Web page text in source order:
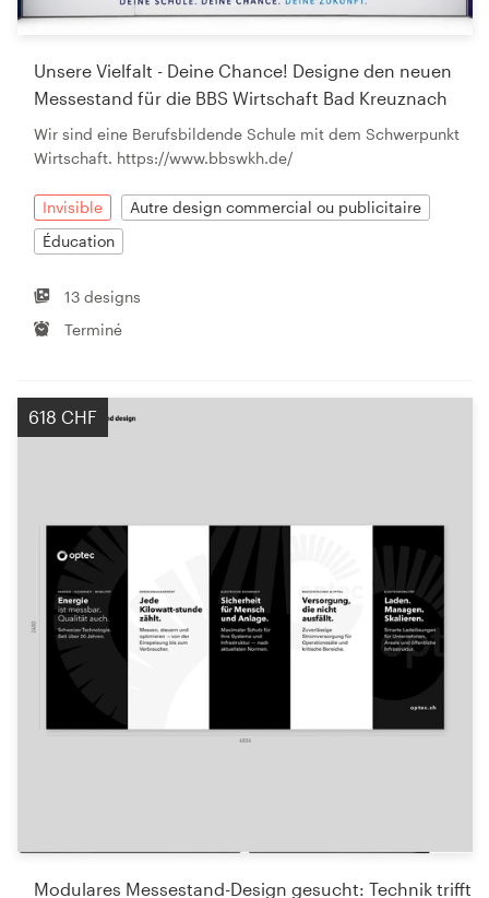
Unsere Vielfalt - Deine Chance! Designe den neuen
Messestand für die BBS Wirtschaft Bad Kreuznach
Wir sind eine Berufsbildende Schule mit dem Schwerpunkt
Wirtschaft. https://www.bbswkh.de/
Invisible
Autre design commercial ou publicitaire
Éducation
13 designs
Terminé
618 CHF
Modulares Messestand-Design gesucht: Technik trifft